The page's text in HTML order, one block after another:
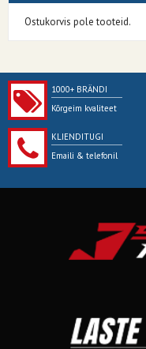
Ostukorvis pole tooteid.
1000+ BRÄNDI
Kõrgeim kvaliteet
KLIENDITUGI
Emaili & telefonil